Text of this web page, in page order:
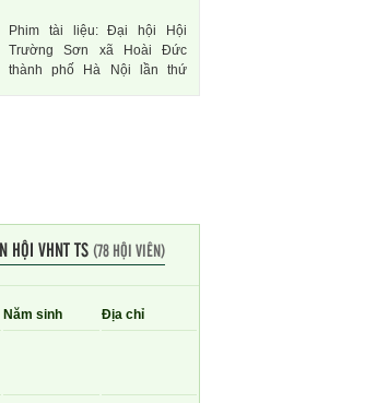
ANH HÙNG
Phim tài liệu: Đại hội Hội
Trường Sơn xã Hoài Đức
thành phố Hà Nội lần thứ
HỘI VHNT TS(78 HỘI VIÊN)
Năm sinh Địa chỉ